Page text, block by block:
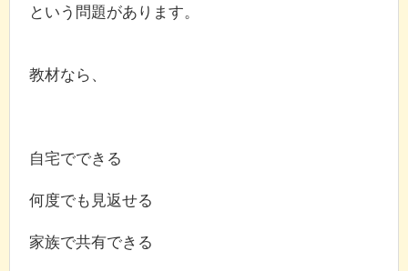
という問題があります。
教材なら、
自宅でできる
何度でも見返せる
家族で共有できる